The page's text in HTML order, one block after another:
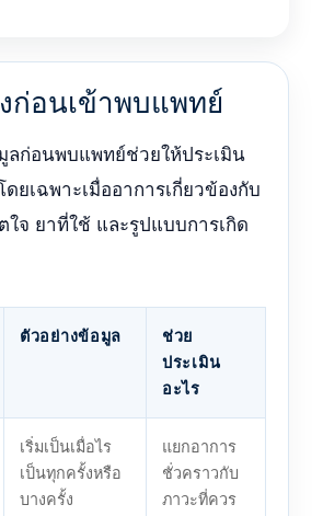
ก่อนเข้าพบแพทย์
ลก่อนพบแพทย์ช่วยให้ประเมิน
ยเฉพาะเมื่ออาการเกี่ยวข้องกับ
จ ยาที่ใช้ และรูปแบบการเกิด
ตัวอย่างข้อมูล
ช่วย
ประเมิน
อะไร
เริ่มเป็นเมื่อไร
เป็นทุกครั้งหรือ
บางครั้ง
แยกอาการ
ชั่วคราวกับ
ภาวะที่ควร